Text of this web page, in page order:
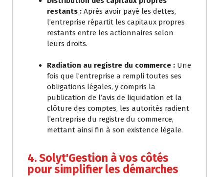
restants : Après avoir payé les dettes,
l’entreprise répartit les capitaux propres
restants entre les actionnaires selon
leurs droits.
Radiation au registre du commerce : Une
fois que l’entreprise a rempli toutes ses
obligations légales, y compris la
publication de l’avis de liquidation et la
clôture des comptes, les autorités radient
l’entreprise du registre du commerce,
mettant ainsi fin à son existence légale.
4. Solyt'Gestion à vos côtés
pour simplifier les démarches